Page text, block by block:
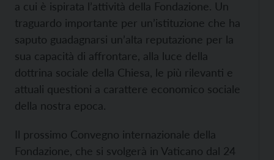
a cui è ispirata l’attività della Fondazione. Un
traguardo importante per un’istituzione che ha
saputo guadagnarsi un’alta reputazione per la
sua capacità di affrontare, alla luce della
dottrina sociale della Chiesa, le più rilevanti e
attuali questioni a carattere economico sociale
della nostra epoca.
Il prossimo Convegno internazionale della
Fondazione, che si svolgerà in Vaticano dal 24